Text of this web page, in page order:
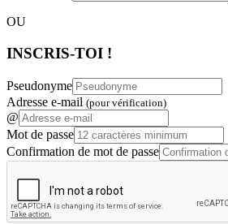
OU
INSCRIS-TOI !
Pseudonyme
Adresse e-mail (pour vérification)
@
Mot de passe
Confirmation de mot de passe